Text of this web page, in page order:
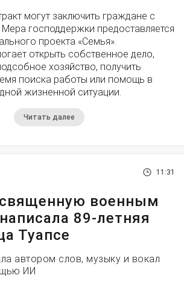
могут заключить граждане с
господдержки предоставляется
проекта «Семья».
открыть собственное дело,
хозяйство, получить
поиска работы или помощь в
жизненной ситуации.
Читать далее
11:31
военным
89-летняя
Туапсе
автором слов, музыку и вокал
ИИ